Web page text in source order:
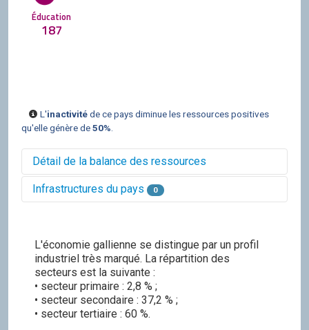
Éducation
187
L'inactivitéde ce pays diminue les ressources positives
qu'elle génère de50%
Détail de la balance des ressources
Balance des ressources issues des villes
1 215
375
Balance des ressources issues des
infrastructures du pays
0 0 0 0 0 0
Infrastructures du pays 0
L'économie gallienne se distingue par un profil
industriel très marqué. La répartition des
secteurs est la suivante :
• secteur primaire : 2,8 % ;
• secteur secondaire : 37,2 % ;
• secteur tertiaire : 60 %.